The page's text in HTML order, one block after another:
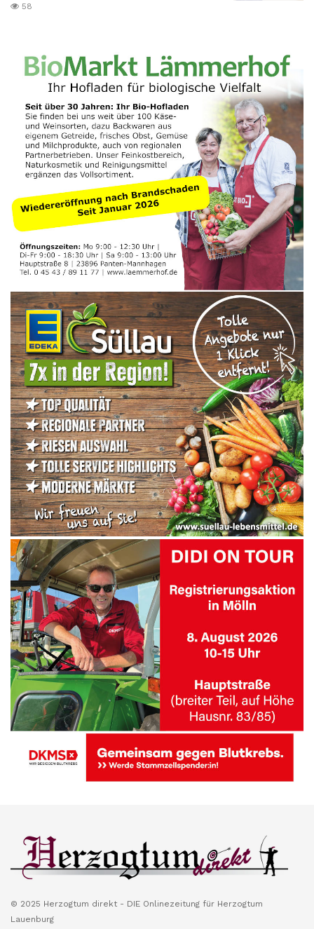
58
© 2025 Herzogtum direkt - DIE Onlinezeitung für Herzogtum
Lauenburg